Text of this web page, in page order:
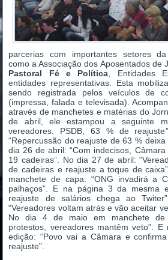
parcerias com importantes setores
como a Associação dos Aposentados de
Pastoral Fé e Política , Entidades
entidades representativas. Esta
sendo registrada pelos veículos de
(impressa, falada e televisada).
através de manchetes e matérias do
de abril, ele estampou a seguinte
vereadores. PSDB, 63 % de
“Repercussão do reajuste de 63 %
dia 26 de abril: “Com indecisos,
19 cadeiras”. No dia 27 de abril:
de cadeiras e reajuste a toque de
manchete de capa: “ONG invadirá a
palhaços”. E na página 3 da mesma
reajuste de salários chega ao
“Vereadores voltam atrás e vão aceitar
No dia 4 de maio em manchete de
protestos, vereadores mantêm veto”.
edição: “Povo vai a Câmara e
reajuste”.